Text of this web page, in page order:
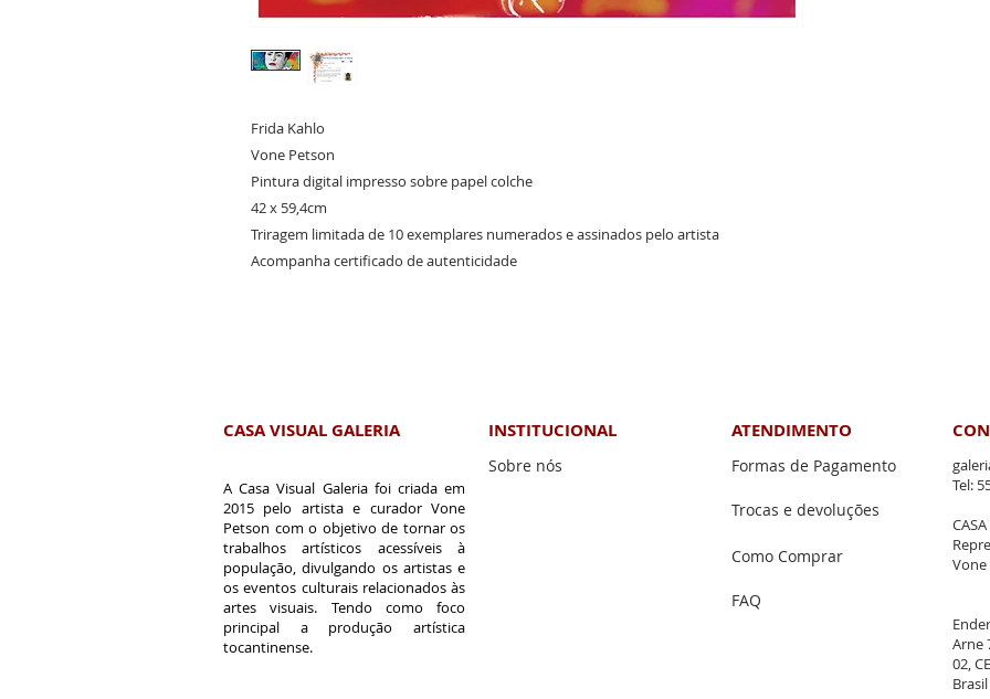
Frida Kahlo
Vone Petson
Pintura digital impresso sobre papel colche
42 x 59,4cm
Triragem limitada de 10 exemplares numerados e assinados pelo artista
Acompanha certificado de autenticidade
CASA VISUAL GALERIA INSTITUCIONAL ATENDIMENTO
A Casa Visual Galeria foi criada em
2015 pelo artista e curador Vone
Petson com o objetivo de tornar os
trabalhos artísticos acessíveis à
população, divulgando os artistas e
os eventos culturais relacionados às
artes visuais. Tendo como foco
principal a produção artística
tocantinense.
Sobre nós Formas de Pagamento
Trocas e devoluções
Como Comprar
FAQ
Tel:
Arne
02,
Brasil